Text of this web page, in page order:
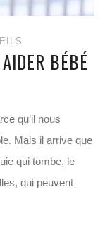
BÉBÉ
qu’il nous
Mais il arrive que
qui tombe, le
qui peuvent